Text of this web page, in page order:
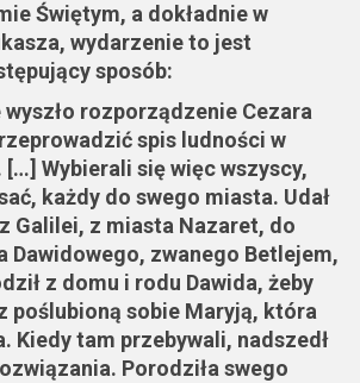
Świętym, a dokładnie w
wydarzenie to jest
sposób:
wyszło rozporządzenie Cezara
spis ludności w
[…] Wybierali się więc wszyscy,
każdy do swego miasta. Udał
Galilei, z miasta Nazaret, do
Dawidowego, zwanego Betlejem,
z domu i rodu Dawida, żeby
poślubioną sobie Maryją, która
Kiedy tam przebywali, nadszedł
Porodziła swego